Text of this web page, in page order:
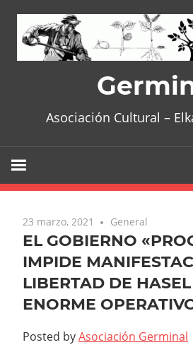
content
Asociación Cultural –
23 marzo, 2021 General
EL GOBIERNO
IMPIDE
LIBERTAD DE
ENORME
Posted byAsociación Germinal